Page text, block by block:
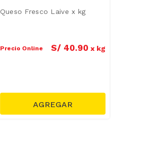
Queso Fresco Laive x kg
Precio Online S/ 40.90 x kg